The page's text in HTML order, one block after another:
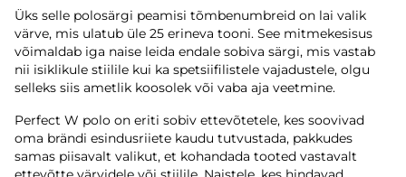
Üks selle polosärgi peamisi tõmbenumbreid on lai valik
värve, mis ulatub üle 25 erineva tooni. See mitmekesisus
võimaldab iga naise leida endale sobiva särgi, mis vastab
nii isiklikule stiilile kui ka spetsiifilistele vajadustele, olgu
selleks siis ametlik koosolek või vaba aja veetmine.
Perfect W polo on eriti sobiv ettevõtetele, kes soovivad
oma brändi esindusriiete kaudu tutvustada, pakkudes
samas piisavalt valikut, et kohandada tooted vastavalt